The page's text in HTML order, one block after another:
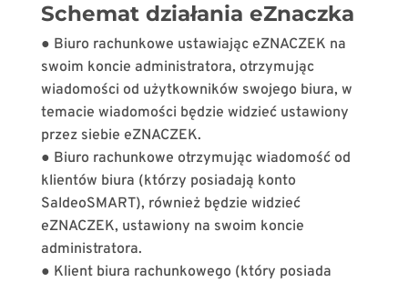
Schemat działania eZnaczka
● Biuro rachunkowe ustawiając eZNACZEK na
swoim koncie administratora, otrzymując
wiadomości od użytkowników swojego biura, w
temacie wiadomości będzie widzieć ustawiony
przez siebie eZNACZEK.
● Biuro rachunkowe otrzymując wiadomość od
klientów biura (którzy posiadają konto
SaldeoSMART), również będzie widzieć
eZNACZEK, ustawiony na swoim koncie
administratora.
● Klient biura rachunkowego (który posiada